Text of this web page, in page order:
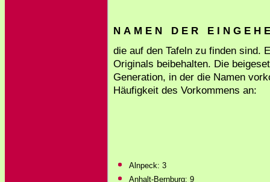
N A M E N D E R E I N G E H
die auf den Tafeln zu finden sind.
Originals beibehalten. Die
Generation, in der die Namen
Häufigkeit des Vorkommens an:
Alnpeck: 3
Anhalt-Bernburg: 9